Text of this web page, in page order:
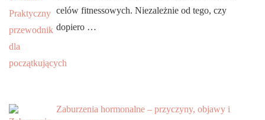
celów fitnessowych. Niezależnie od tego, czy
dopiero …
Zaburzenia hormonalne – przyczyny, objawy i